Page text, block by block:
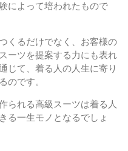
によって培われたもので
くるだけでなく、お客様の
ーツを提案する力にも表れ
じて、着る人の人生に寄り
のです。
られる高級スーツは着る人
る一生モノとなるでしょ